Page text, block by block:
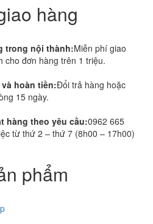
hàng
trong nội thành:Miễn phí giao
cho đơn hàng trên 1 triệu.
hoàn tiền:Đổi trả hàng hoặc
15 ngày.
hàng theo yêu cầu:0962 665
từ thứ 2 – thứ 7 (8h00 – 17h00)
phẩm